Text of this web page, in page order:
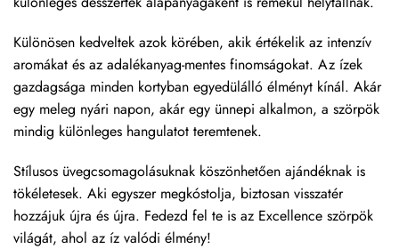
Különösen kedveltek azok körében, akik értékelik az intenzív
aromákat és az adalékanyag-mentes finomságokat. Az ízek
gazdagsága minden kortyban egyedülálló élményt kínál. Akár
egy meleg nyári napon, akár egy ünnepi alkalmon, a szörpök
mindig különleges hangulatot teremtenek.
Stílusos üvegcsomagolásuknak köszönhetően ajándéknak is
tökéletesek. Aki egyszer megkóstolja, biztosan visszatér
hozzájuk újra és újra. Fedezd fel te is az Excellence szörpök
világát, ahol az íz valódi élmény!